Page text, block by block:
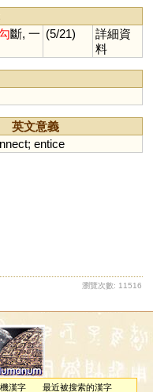
斷, 一 (5/21)
詳細資
料
英文意義
; entice
瀏覽次數: 11516
漢字 最近被搜索的漢字